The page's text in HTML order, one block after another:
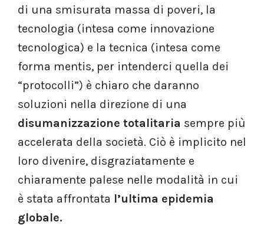
di una smisurata massa di poveri, la
tecnologia (intesa come innovazione
tecnologica) e la tecnica (intesa come
forma mentis, per intenderci quella dei
“protocolli”) è chiaro che daranno
soluzioni nella direzione di una
disumanizzazione totalitaria sempre più
accelerata della società. Ciò è implicito nel
loro divenire, disgraziatamente e
chiaramente palese nelle modalità in cui
è stata affrontata l’ultima epidemia
globale.